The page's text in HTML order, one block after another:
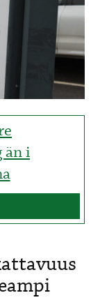
än i